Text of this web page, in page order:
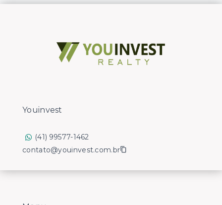
Youinvest
(41) 99577-1462
contato@youinvest.com.br